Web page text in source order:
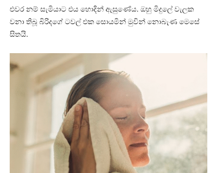
එවර නම් සැමියාට එය හොදින් ඇසුණේය. ඔහු මිදුලේ වැලක
වනා තිබූ බිරිදගේ ටවල් එක සොයමින් මුවින් නොබැණ මෙසේ
සිතයි.